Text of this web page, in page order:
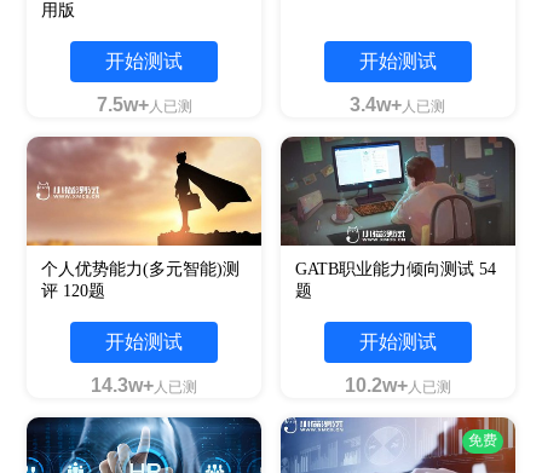
用版
开始测试
7.5w+人已测
开始测试
3.4w+人已测
个人优势能力(多元智能)测
评 120题
开始测试
14.3w+人已测
GATB职业能力倾向测试 54
题
开始测试
10.2w+人已测
免费